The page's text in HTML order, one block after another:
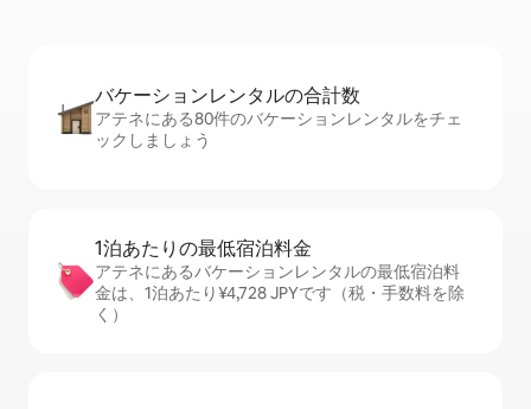
バケーションレ⁠ン⁠タ⁠ル⁠の合⁠計⁠数
アテネにある80件のバケーションレンタルをチェ
ックしましょう
1泊あたりの最⁠低⁠宿⁠泊⁠料⁠金
アテネにあるバケーションレンタルの最低宿泊料
金は、1泊あたり¥4,728 JPYです（税・手数料を除
く）